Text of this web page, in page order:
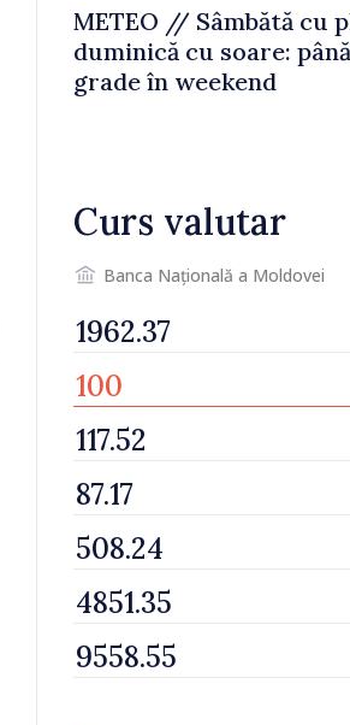
METEO // Sâmbătă cu
duminică cu soare:
grade în weekend
Curs valutar
Banca Națională a Moldovei